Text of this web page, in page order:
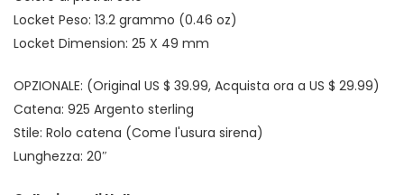
Locket Peso: 13.2 grammo (0.46 oz)
Locket Dimension: 25 X 49 mm
OPZIONALE: (Original US $ 39.99, Acquista ora a US $ 29.99)
Catena: 925 Argento sterling
Stile: Rolo catena (Come l'usura sirena)
Lunghezza: 20″